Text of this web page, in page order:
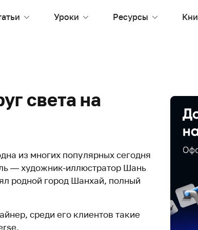
Уроки Ресурсы
света на
из многих популярных сегодня
— художник-иллюстратор Шань
родной город Шанхай, полный
среди его клиентов такие